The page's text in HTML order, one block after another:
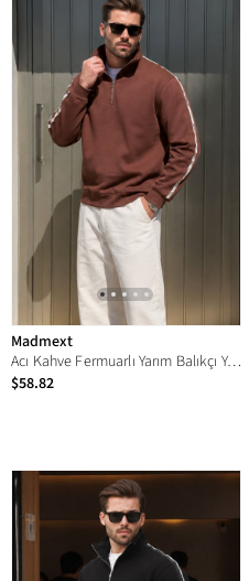
Madmext
Acı Kahve Fermuarlı Yarım Balıkçı Yaka Erkek Sweatshirt E7164
$58.82